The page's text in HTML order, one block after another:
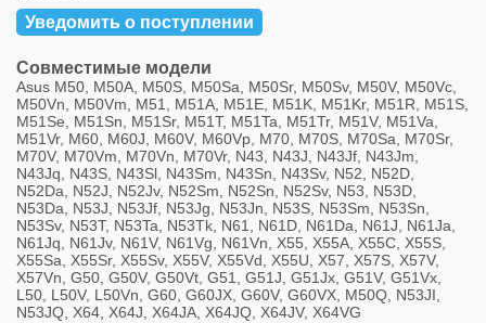
Уведомить о поступлении
Совместимые модели
Asus M50, M50A, M50S, M50Sa, M50Sr, M50Sv, M50V, M50Vc,
M50Vn, M50Vm, M51, M51A, M51E, M51K, M51Kr, M51R, M51S,
M51Se, M51Sn, M51Sr, M51T, M51Ta, M51Tr, M51V, M51Va,
M51Vr, M60, M60J, M60V, M60Vp, M70, M70S, M70Sa, M70Sr,
M70V, M70Vm, M70Vn, M70Vr, N43, N43J, N43Jf, N43Jm,
N43Jq, N43S, N43Sl, N43Sm, N43Sn, N43Sv, N52, N52D,
N52Da, N52J, N52Jv, N52Sm, N52Sn, N52Sv, N53, N53D,
N53Da, N53J, N53Jf, N53Jg, N53Jn, N53S, N53Sm, N53Sn,
N53Sv, N53T, N53Ta, N53Tk, N61, N61D, N61Da, N61J, N61Ja,
N61Jq, N61Jv, N61V, N61Vg, N61Vn, X55, X55A, X55C, X55S,
X55Sa, X55Sr, X55Sv, X55V, X55Vd, X55U, X57, X57S, X57V,
X57Vn, G50, G50V, G50Vt, G51, G51J, G51Jx, G51V, G51Vx,
L50, L50V, L50Vn, G60, G60JX, G60V, G60VX, M50Q, N53JI,
N53JQ, X64, X64J, X64JA, X64JQ, X64JV, X64VG